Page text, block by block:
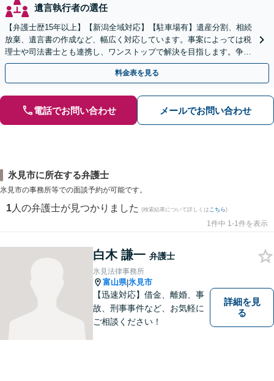
遺言執行者の選任
【弁護士歴15年以上】【新潟全域対応】【駐車場有】遺産分割、相続
放棄、遺言書の作成など、幅広く対応しています。事案によっては税
理士や司法書士とも連携し、ワンストップで解決を目指します。争い
を防ぐためにもぜひご相談ください。【分割払い可】
料金表を見る
電話でお問い合わせ メールでお問い合わせ
氷見市に所在する弁護士
氷見市の事務所等での面談予約が可能です。
1 人の弁護士が見つかりました (検索結果について詳しくは こちら)
1件中 1-1件を表示
白木 謙一 弁護士
氷見法律事務所
富山県|氷見市
【迅速対応】借金、離婚、事
故、刑事事件など、お気軽に
ご相談ください！
詳細を見
る